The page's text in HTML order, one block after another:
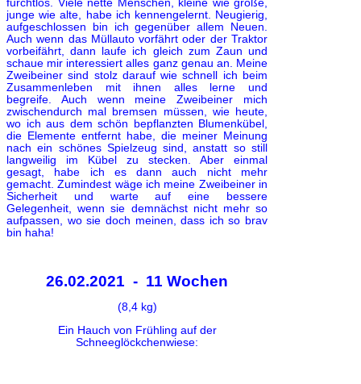
furchtlos. Viele nette Menschen, kleine wie große,
junge wie alte, habe ich kennengelernt. Neugierig,
aufgeschlossen bin ich gegenüber allem Neuen.
Auch wenn das Müllauto vorfährt oder der Traktor
vorbeifährt, dann laufe ich gleich zum Zaun und
schaue mir interessiert alles ganz genau an. Meine
Zweibeiner sind stolz darauf wie schnell ich beim
Zusammenleben mit ihnen alles lerne und
begreife. Auch wenn meine Zweibeiner mich
zwischendurch mal bremsen müssen, wie heute,
wo ich aus dem schön bepflanzten Blumenkübel,
die Elemente entfernt habe, die meiner Meinung
nach ein schönes Spielzeug sind, anstatt so still
langweilig im Kübel zu stecken. Aber einmal
gesagt, habe ich es dann auch nicht mehr
gemacht. Zumindest wäge ich meine Zweibeiner in
Sicherheit und warte auf eine bessere
Gelegenheit, wenn sie demnächst nicht mehr so
aufpassen, wo sie doch meinen, dass ich so brav
bin haha!
26.02.2021 - 11 Wochen
(8,4 kg)
Ein Hauch von Frühling auf der
Schneeglöckchenwiese: